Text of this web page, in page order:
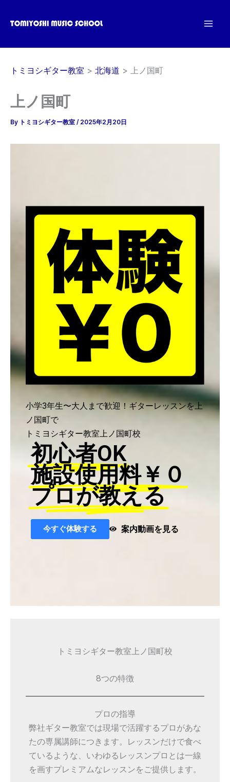
ス
トミヨシギター教室 北海道 上ノ国町
上ノ国町
By トミヨシギター教室 / 2025年2月20日
小学3年生〜大人まで歓迎！ギターレッスンを上
ノ国町で
トミヨシギター教室上ノ国町校
初心者OK
施設使用料￥０
プロが教える
今すぐ体験する 案内動画を見る
トミヨシギター教室上ノ国町校
8つの特徴
プロの指導
弊社ギター教室では現場で活躍するプロがあな
たの専属講師につきます。レッスンだけで食べ
ているような、いわゆるレッスンプロとは一線
を画すプレミアムなレッスンをご提供します。